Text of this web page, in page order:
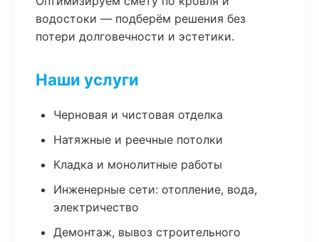
водостоки — подберём решения без
потери долговечности и эстетики.
Наши услуги
Черновая и чистовая отделка
Натяжные и реечные потолки
Кладка и монолитные работы
Инженерные сети: отопление, вода,
электричество
Демонтаж, вывоз строительного